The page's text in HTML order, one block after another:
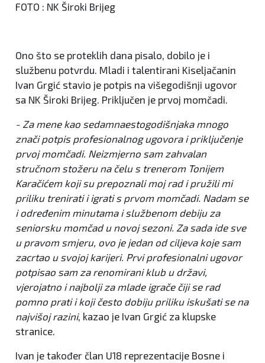
FOTO : NK Široki Brijeg
Ono što se proteklih dana pisalo, dobilo je i
službenu potvrdu. Mladi i talentirani Kiseljačanin
Ivan Grgić stavio je potpis na višegodišnji ugovor
sa NK Široki Brijeg. Priključen je prvoj momčadi.
- Za mene kao sedamnaestogodišnjaka mnogo
znači potpis profesionalnog ugovora i priključenje
prvoj momčadi. Neizmjerno sam zahvalan
stručnom stožeru na čelu s trenerom Tonijem
Karačićem koji su prepoznali moj rad i pružili mi
priliku trenirati i igrati s prvom momčadi. Nadam se
i određenim minutama i službenom debiju za
seniorsku momčad u novoj sezoni. Za sada ide sve
u pravom smjeru, ovo je jedan od ciljeva koje sam
zacrtao u svojoj karijeri. Prvi profesionalni ugovor
potpisao sam za renomirani klub u državi,
vjerojatno i najbolji za mlade igrače čiji se rad
pomno prati i koji često dobiju priliku iskušati se na
najvišoj razini, kazao je Ivan Grgić za klupske
stranice.
Ivan je također član U18 reprezentacije Bosne i